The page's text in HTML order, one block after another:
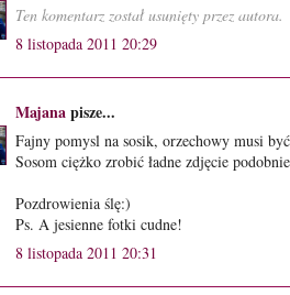
Ten komentarz został usunięty przez autora.
8 listopada 2011 20:29
Majanapisze...
Fajny pomysl na sosik, orzechowy musi
Sosom ciężko zrobić ładne zdjęcie
Pozdrowienia ślę:)
Ps. A jesienne fotki cudne!
8 listopada 2011 20:31